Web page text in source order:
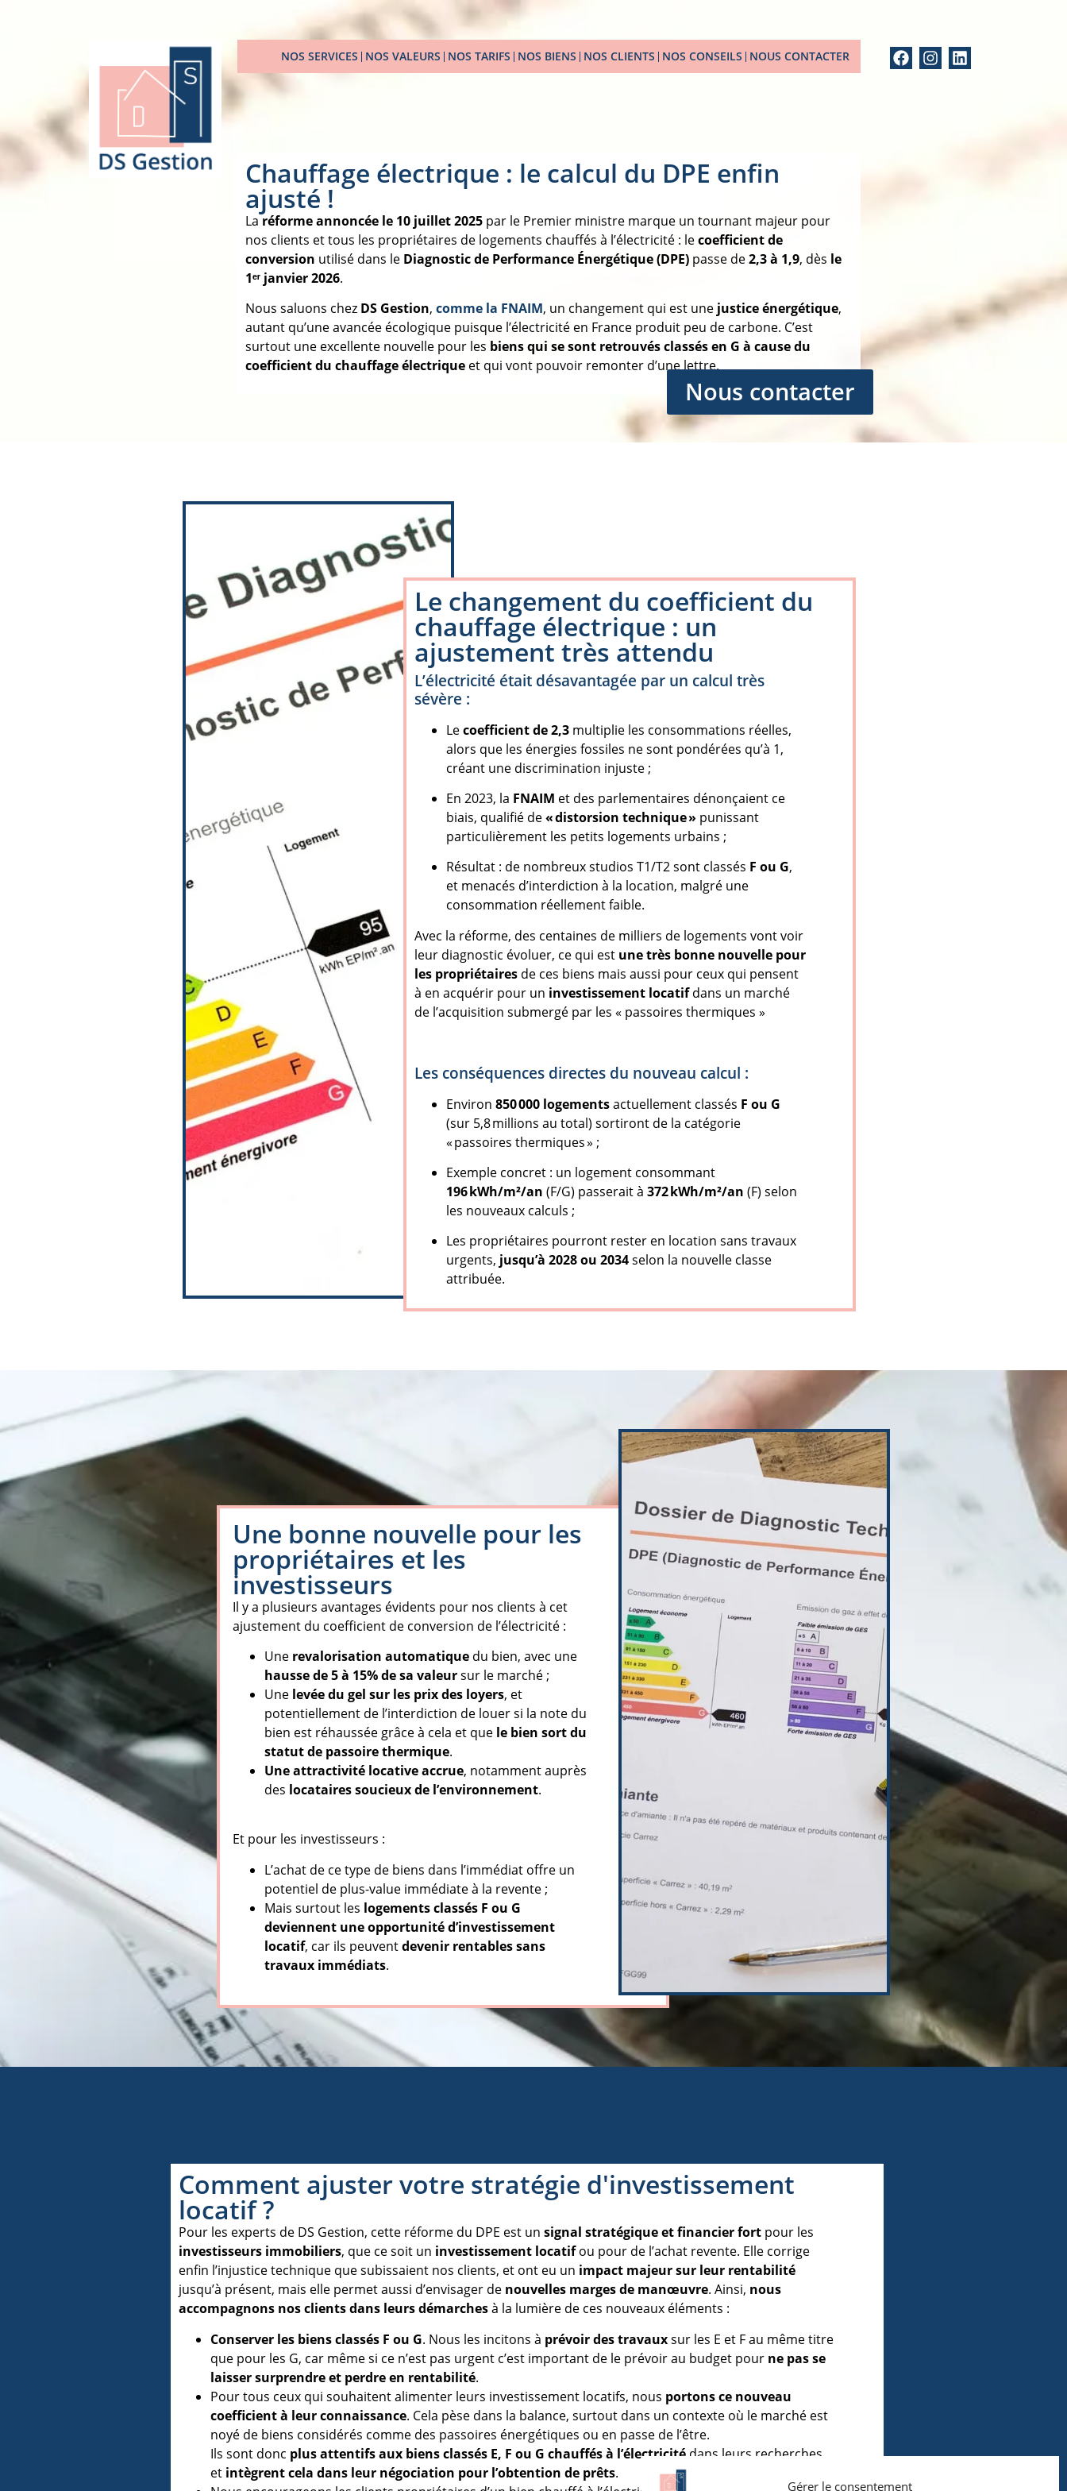
Gérer le consentement
NOS SERVICES NOS VALEURS NOS TARIFS NOS BIENS NOS CLIENTS NOS CONSEILS NOUS CONTACTER
Chauffage électrique : le calcul du DPE enfin
ajusté !
La réforme annoncée le 10 juillet 2025par le Premier ministre marque un tournant majeur pour
nos clients et tous les propriétaires de logements chauffés à l’électricité : lecoefficient de
conversion utilisé dans le Diagnostic de Performance Énergétique (DPE)passe de2,3 à 1,9, dès le
1ᵉʳ janvier 2026.
Nous saluons chez DS Gestion, comme la FNAIM, un changement qui est une justice énergétique,
autant qu’une avancée écologique puisque l’électricité en France produit peu de carbone. C’est
surtout une excellente nouvelle pour les biens qui se sont retrouvés classés en G à cause du
coefficient du chauffage électriqueet qui vont pouvoir remonter d’une lettre.
Nous contacter
Le changement du coefficient du
chauffage électrique : un
ajustement très attendu
L’électricité était désavantagée par un calcul très
sévère :
Lecoefficient de 2,3multiplie les consommations réelles,
alors que les énergies fossiles ne sont pondérées qu’à 1,
créant une discrimination injuste ;
En 2023, la FNAIM et des parlementaires dénonçaient ce
biais, qualifié de« distorsion technique » punissant
particulièrement les petits logements urbains ;
Résultat : de nombreux studios T1/T2 sont classés F ou G,
et menacés d’interdiction à la location, malgré une
consommation réellement faible.
Avec la réforme, des centaines de milliers de logements vont voir
leur diagnostic évoluer, ce qui est une très bonne nouvelle pour
les propriétairesde ces biens mais aussi pour ceux qui pensent
à en acquérir pour un investissement locatifdans un marché
de l’acquisition submergé par les « passoires thermiques »
Les conséquences directes du nouveau calcul :
Environ 850 000 logementsactuellement classés F ou G
(sur 5,8 millions au total) sortiront de la catégorie
« passoires thermiques » ;
Exemple concret : un logement consommant
196 kWh/m²/an (F/G) passerait à 372 kWh/m²/an (F) selon
les nouveaux calculs ;
Les propriétaires pourront rester en location sans travaux
urgents, jusqu’à 2028 ou 2034selon la nouvelle classe
attribuée.
Une bonne nouvelle pour les
propriétaires et les
investisseurs
Il y a plusieurs avantages évidents pour nos clients à cet
ajustement du coefficient de conversion de l’électricité :
Une revalorisation automatique du bien, avec une
hausse de 5 à 15% de sa valeursur le marché ;
Une levée du gel sur les prix des loyers, et
potentiellement de l’interdiction de louer si la note du
bien est réhaussée grâce à cela et que le bien sort du
statut de passoire thermique.
Une attractivité locative accrue, notamment auprès
des locataires soucieux de l’environnement.
Et pour les investisseurs :
L’achat de ce type de biens dans l’immédiat offre un
potentiel de plus-value immédiate à la revente ;
Mais surtout les logements classés F ou G
deviennent une opportunité d’investissement
locatif, car ils peuventdevenir rentables sans
travaux immédiats.
Comment ajuster votre stratégie d'investissement
locatif ?
Pour les experts de DS Gestion, cette réforme du DPE est un signal stratégique et financier fortpour les
investisseurs immobiliers, que ce soit un investissement locatifou pour de l’achat revente. Elle corrige
enfin l’injustice technique que subissaient nos clients, et ont eu un impact majeur sur leur rentabilité
jusqu’à présent, mais elle permet aussi d’envisager de nouvelles marges de manœuvre. Ainsi, nous
accompagnons nos clients dans leurs démarchesà la lumière de ces nouveaux éléments :
Conserver les biens classés F ou G. Nous les incitons à prévoir des travauxsur les E et F au même titre
que pour les G, car même si ce n’est pas urgent c’est important de le prévoir au budget pour ne pas se
laisser surprendre et perdre en rentabilité.
Pour tous ceux qui souhaitent alimenter leurs investissement locatifs, nous portons ce nouveau
coefficient à leur connaissance. Cela pèse dans la balance, surtout dans un contexte où le marché est
noyé de biens considérés comme des passoires énergétiques ou en passe de l’être.
Ils sont donc plus attentifs aux biens classés E, F ou G chauffés à l’électricitédans leurs recherches,
et intègrent cela dans leur négociation pour l’obtention de prêts.